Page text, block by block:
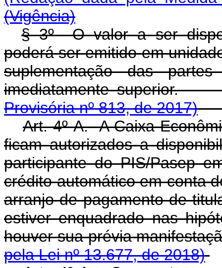
(Vigência)
§ 3ºO valor a ser
poderá ser emitido em
suplementação das
imediatamente
Provisória nº 813, de 2017)
Art. 4º-A. A Caixa
ficam autorizados a
participante do PIS/Pasep
crédito automático em conta
arranjo de pagamento de
estiver enquadrado nas
houver sua prévia
pela Lei nº 13.677, de 2018)